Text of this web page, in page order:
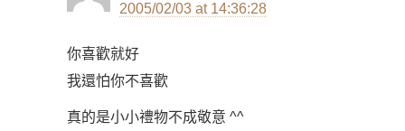
2005/02/03 at 14:36:28
你喜歡就好
我還怕你不喜歡
真的是小小禮物不成敬意 ^^